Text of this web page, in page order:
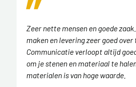
Zeer nette mensen en goede
maken en levering zeer goed over
Communicatie verloopt altijd
om je stenen en materiaal te
materialen is van hoge waarde.